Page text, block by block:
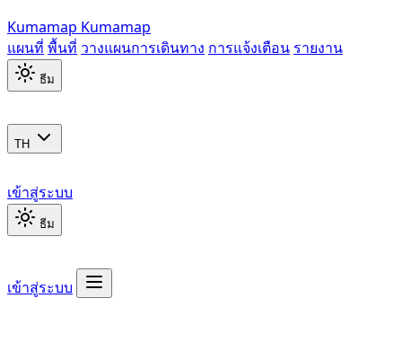
Kumamap Kumamap
แผนที่ พื้นที่ วางแผนการเดินทาง การแจ้งเตือน รายงาน
ธีม
TH
เข้าสู่ระบบ
ธีม
เข้าสู่ระบบ